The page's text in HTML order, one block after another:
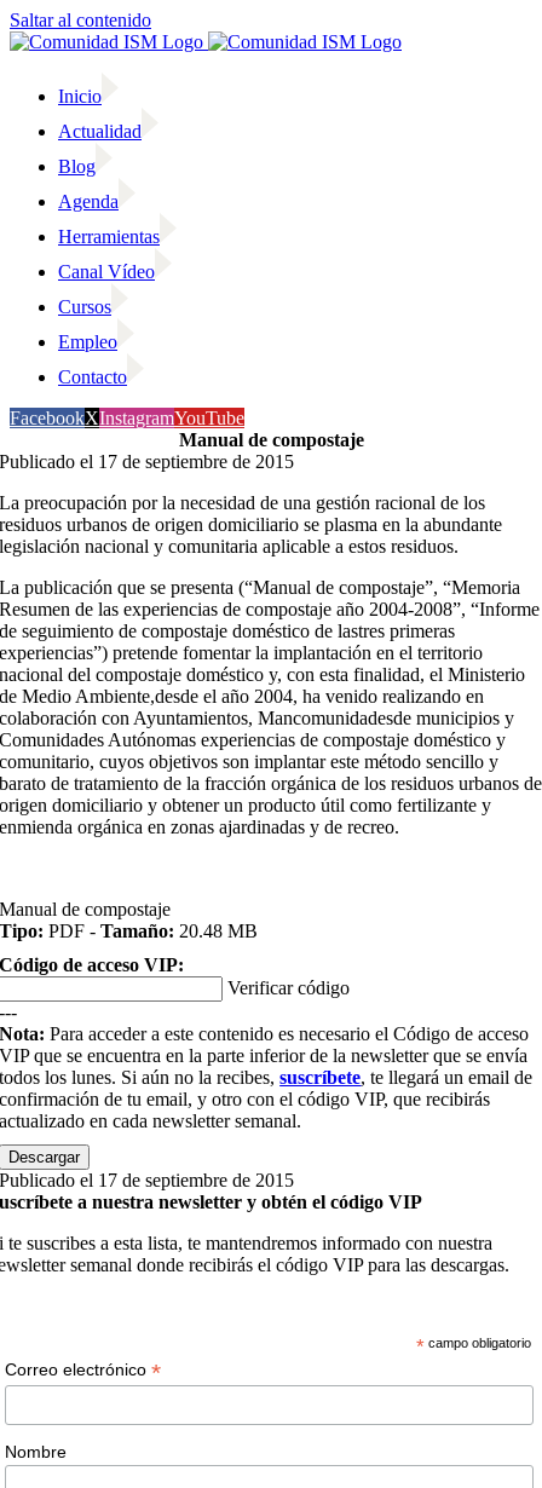
Saltar al contenido
Inicio
Actualidad
Blog
Agenda
Herramientas
Canal Vídeo
Cursos
Empleo
Contacto
FacebookXInstagramYouTube
Manual de compostaje
Publicado el 17 de septiembre de 2015
La preocupación por la necesidad de una gestión racional de los
residuos urbanos de origen domiciliario se plasma en la abundante
legislación nacional y comunitaria aplicable a estos residuos.
La publicación que se presenta (“Manual de compostaje”, “Memoria
Resumen de las experiencias de compostaje año 2004-2008”, “Informe
de seguimiento de compostaje doméstico de lastres primeras
experiencias”) pretende fomentar la implantación en el territorio
nacional del compostaje doméstico y, con esta finalidad, el Ministerio
de Medio Ambiente,desde el año 2004, ha venido realizando en
colaboración con Ayuntamientos, Mancomunidadesde municipios y
Comunidades Autónomas experiencias de compostaje doméstico y
comunitario, cuyos objetivos son implantar este método sencillo y
barato de tratamiento de la fracción orgánica de los residuos urbanos de
origen domiciliario y obtener un producto útil como fertilizante y
enmienda orgánica en zonas ajardinadas y de recreo.
Manual de compostaje
Tipo: PDF -Tamaño: 20.48 MB
Código de acceso VIP:
Verificar código
---
Nota: Para acceder a este contenido es necesario el Código de acceso
VIP que se encuentra en la parte inferior de la newsletter que se envía
todos los lunes. Si aún no la recibes,suscríbete, te llegará un email de
confirmación de tu email, y otro con el código VIP, que recibirás
actualizado en cada newsletter semanal.
Descargar
Publicado el 17 de septiembre de 2015
a nuestra newsletter y obtén el código VIP
te suscribes a esta lista, te mantendremos informado con nuestra
semanal donde recibirás el código VIP para las descargas.
* campo obligatorio
Correo electrónico*
Nombre